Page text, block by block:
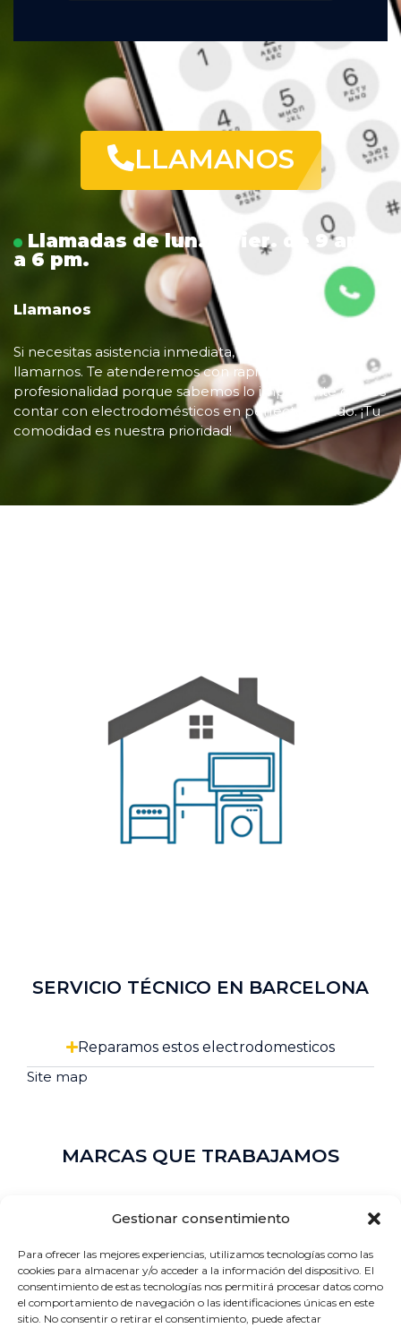
Gestionar consentimiento
Para ofrecer las mejores experiencias, utilizamos tecnologías como las
cookies para almacenar y/o acceder a la información del dispositivo. El
consentimiento de estas tecnologías nos permitirá procesar datos como
el comportamiento de navegación o las identificaciones únicas en este
sitio. No consentir o retirar el consentimiento, puede afectar
LLAMANOS
Llamadas de lun. a vier. de 9 am.
a 6 pm.
Llamanos
Si necesitas asistencia inmediata, no dudes en
llamarnos. Te atenderemos con rapidez y
profesionalidad porque sabemos lo importante que es
contar con electrodomésticos en perfecto estado. ¡Tu
comodidad es nuestra prioridad!
SERVICIO TÉCNICO EN BARCELONA
Reparamos estos electrodomesticos
Site map
MARCAS QUE TRABAJAMOS
Marcas que trabajamos
Sobre Nosotros
Contacto